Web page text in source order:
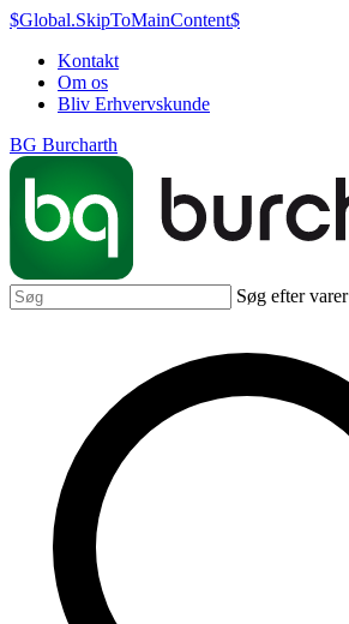
$Global.SkipToMainContent$
Kontakt
Om os
Bliv Erhvervskunde
BG Burcharth
Søg efter varer